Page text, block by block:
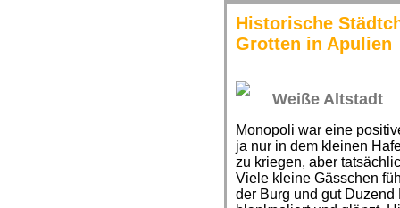
Historische
Grotten in Apulien
Weiße Altstadt
Monopoli war eine
ja nur in dem kleinen
zu kriegen, aber
Viele kleine Gässchen
der Burg und gut